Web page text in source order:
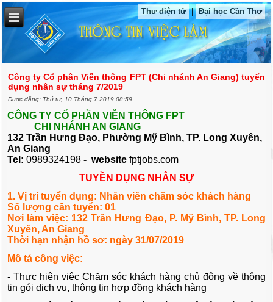
Thư điện tử | Đại học Cần Thơ
Công ty Cổ phân Viễn thông FPT (Chi nhánh An Giang) tuyển
dụng nhân sự tháng 7/2019
Được đăng: Thứ tư, 10 Tháng 7 2019 08:59
CÔNG TY CỔ PHẦN VIỄN THÔNG FPT
CHI NHÁNH AN GIANG
132 Trần Hưng Đạo, Phường Mỹ Bình, TP. Long Xuyên,
An Giang
Tel:0989324198 - website fptjobs.com
TUYỀN DỤNG NHÂN SỰ
1. Vị trí tuyển dụng: Nhân viên chăm sóc khách hàng
Số lượng cần tuyển: 01
Nơi làm việc: 132 Trần Hưng Đạo, P. Mỹ Bình, TP. Long
Xuyên, An Giang
Thời hạn nhận hồ sơ: ngày 31/07/2019
Mô tả công việc:
- Thực hiện việc Chăm sóc khách hàng chủ động về thông
tin gói dịch vụ, thông tin hợp đồng khách hàng